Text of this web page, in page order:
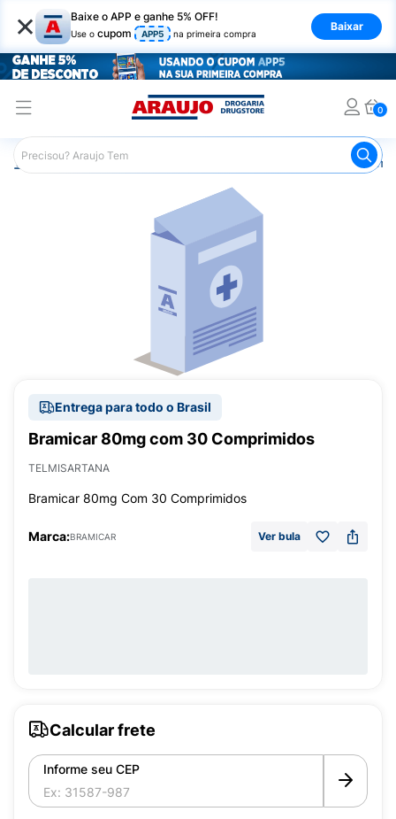
× Baixe o APP e ganhe 5% OFF!
Use o cupom APP5 na primeira compra
Baixar
0
Araujo Medicamentos
Entrega para todo o Brasil
Bramicar 80mg com 30 Comprimidos
TELMISARTANA
Bramicar 80mg Com 30 Comprimidos
Marca:BRAMICAR Ver bula
Calcular frete
Informe seu CEP